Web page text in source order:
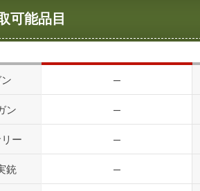
可能品目
—
ン —
ー —
銃 —